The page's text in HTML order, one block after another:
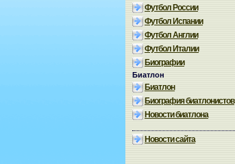
Футбол России
Футбол Испании
Футбол Англии
Футбол Италии
Биографии
Биатлон
Биатлон
Биография биатлонистов
Новости биатлона
Новости сайта